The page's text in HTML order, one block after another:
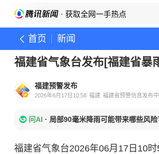
· 获取全网一手热点
首页 新闻
福建省气象台发布[福建省暴
福建预警发布
2026年6月17日10:58 福建 福建省预警信息发布
问AI · 局部90毫米降雨可能带来哪些风险
福建省气象台2026年06月17日10